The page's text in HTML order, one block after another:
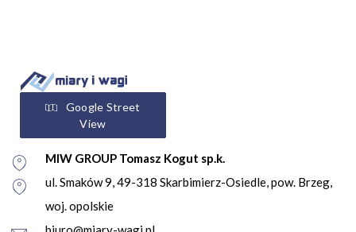
Google Street
View
MIW GROUP Tomasz Kogut sp.k.
ul. Smaków 9, 49-318 Skarbimierz-Osiedle, pow. Brzeg,
woj. opolskie